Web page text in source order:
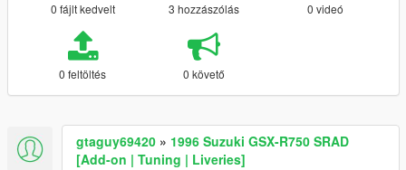
0 fájlt kedvelt 3 hozzászólás 0 videó
0 feltöltés 0 követő
gtaguy69420 » 1996 Suzuki GSX-R750 SRAD
[Add-on | Tuning | Liveries]